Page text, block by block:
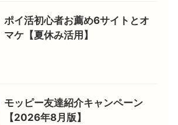
ポイ活初心者お薦め6サイトとオ
マケ【夏休み活用】
モッピー友達紹介キャンペーン
【2026年8月版】